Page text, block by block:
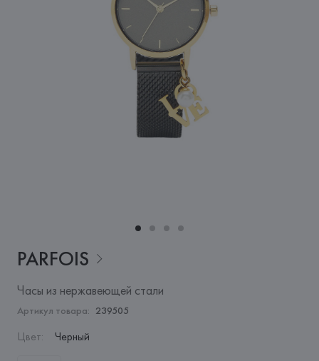
PARFOIS
Часы из нержавеющей стали
Артикул товара: 239505
Цвет: Черный